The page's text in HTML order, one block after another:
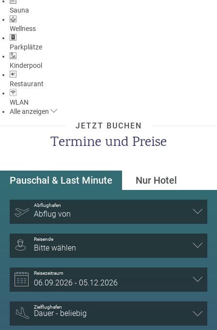
Sauna
Wellness
Parkplätze
Kinderpool
Restaurant
WLAN
Alleanzeigen
JETZT BUCHEN
Termine und Preise
Pauschal & Last Minute Nur Hotel
Abflughafen
Abflug von
Reisende
Bitte wählen
Reisezeitraum
Zielflughafen